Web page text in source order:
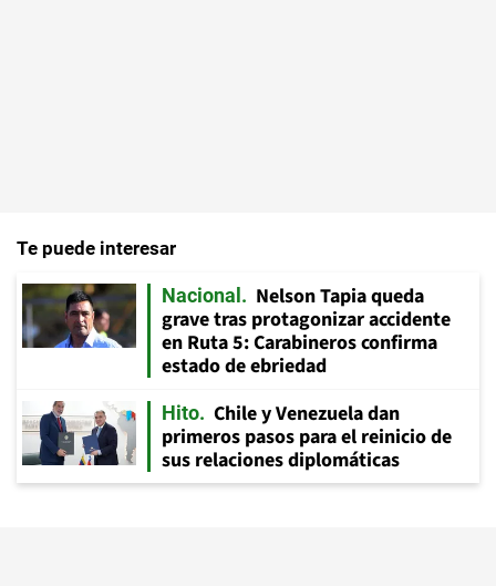
Te puede interesar
Nacional
Nelson Tapia queda
grave tras protagonizar accidente
en Ruta 5: Carabineros confirma
estado de ebriedad
Hito
Chile y Venezuela dan
primeros pasos para el reinicio de
sus relaciones diplomáticas